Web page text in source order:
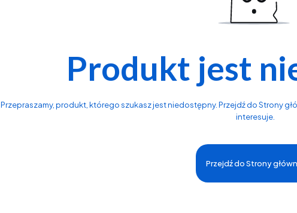
Produkt jest
Przepraszamy, produkt, którego szukasz jest niedostępny. Przejdź do Strony
interesuje.
Przejdź do Strony